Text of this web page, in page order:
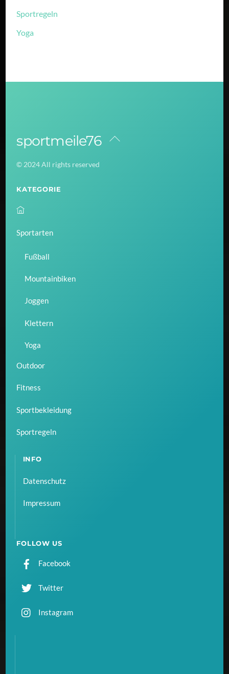
Sportregeln
Yoga
Back
sportmeile76
© 2024 All rights reserved
KATEGORIE
Sportarten
Fußball
Mountainbiken
Joggen
Klettern
Yoga
Outdoor
Fitness
Sportbekleidung
Sportregeln
INFO
Datenschutz
Impressum
FOLLOW US
Facebook
Twitter
Instagram